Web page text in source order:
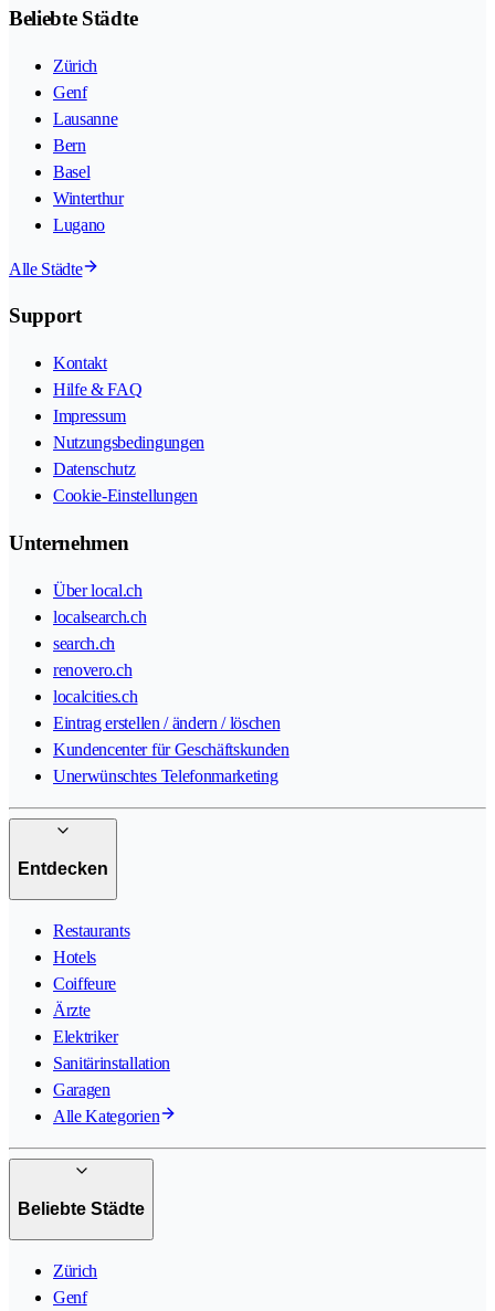
Beliebte Städte
Zürich
Genf
Lausanne
Bern
Basel
Winterthur
Lugano
Alle Städte
Support
Kontakt
Hilfe & FAQ
Impressum
Nutzungsbedingungen
Datenschutz
Cookie-Einstellungen
Unternehmen
Über local.ch
localsearch.ch
search.ch
renovero.ch
localcities.ch
Eintrag erstellen / ändern / löschen
Kundencenter für Geschäftskunden
Unerwünschtes Telefonmarketing
Entdecken
Restaurants
Hotels
Coiffeure
Ärzte
Elektriker
Sanitärinstallation
Garagen
Alle Kategorien
Beliebte Städte
Zürich
Genf